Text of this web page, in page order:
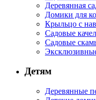
Деревянная
Домики для
Крыльцо с
Садовые
Садовые
Детям
Деревянные